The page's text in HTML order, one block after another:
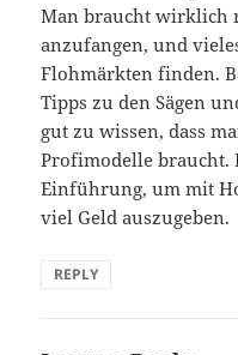
Man braucht wirklich
anzufangen, und
Flohmärkten finden.
Tipps zu den Sägen
gut zu wissen, dass
Profimodelle braucht.
Einführung, um mit
viel Geld auszugeben.
REPLY